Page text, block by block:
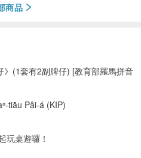
商品
》(1套有2副牌仔) [教育部羅馬拼音
tiāu Pâi-á (KIP)
玩桌遊囉！